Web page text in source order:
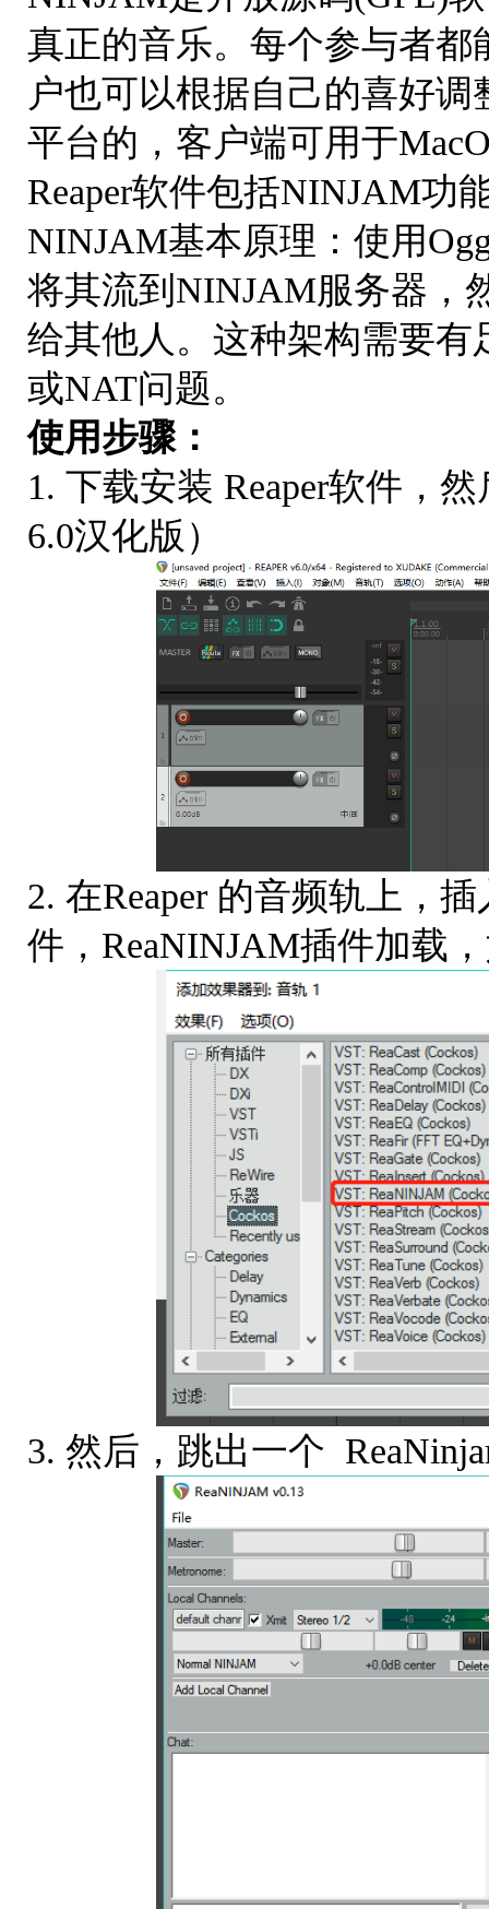
真正的音乐。每个参与者
户也可以根据自己的喜好
平台的，客户端可用于
Reaper软件包括NINJAM
NINJAM基本原理：使用
将其流到NINJAM服务器，
给其他人。这种架构需要
或NAT问题。
使用步骤：
1. 下载安装 Reaper软件，
6.0汉化版）
2. 在Reaper 的音频轨上，
件，ReaNINJAM插件加载
3. 然后，跳出一个